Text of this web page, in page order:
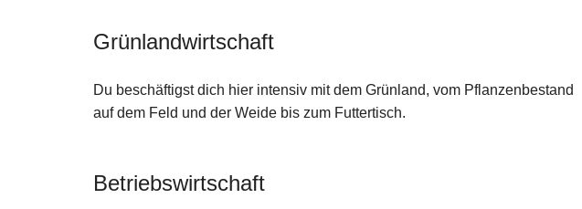
Grünlandwirtschaft
Du beschäftigst dich hier intensiv mit dem Grünland, vom Pflanzenbestand
auf dem Feld und der Weide bis zum Futtertisch.
Betriebswirtschaft